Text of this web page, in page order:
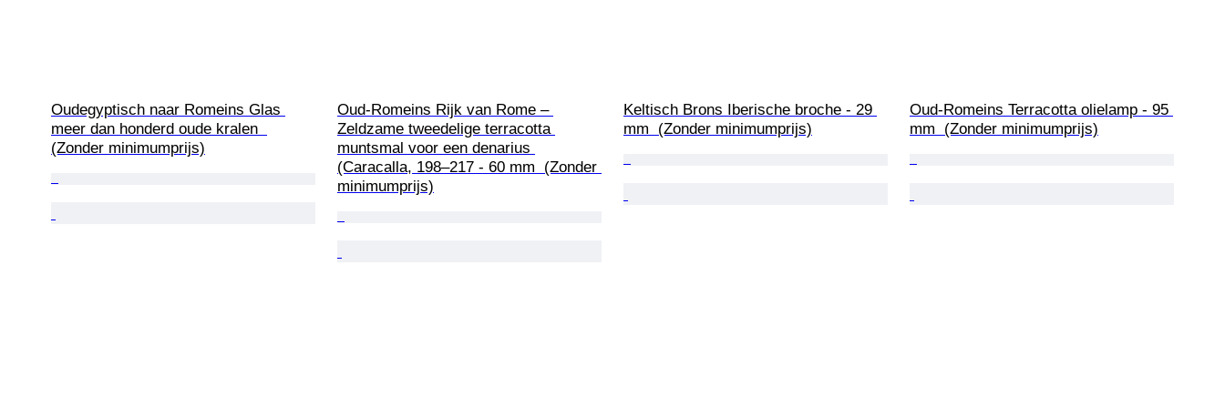
Oudegyptisch naar Romeins Glas
meer dan honderd oude kralen
(Zonder minimumprijs)
Oud-Romeins Rijk van Rome –
Zeldzame tweedelige terracotta
muntsmal voor een denarius
(Caracalla, 198–217 - 60 mm  (Zonder
minimumprijs)
Keltisch Brons Iberische broche - 29
mm  (Zonder minimumprijs)
Oud-Romeins Terracotta olielamp - 95
mm  (Zonder minimumprijs)